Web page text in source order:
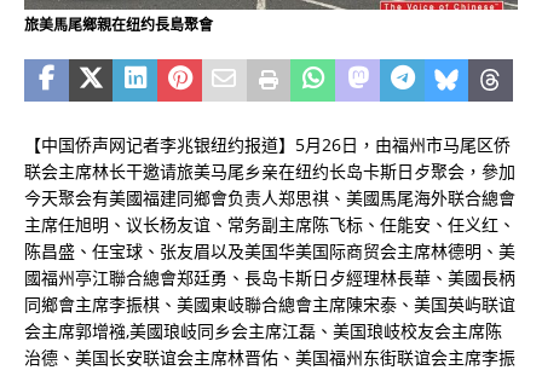
旅美馬尾鄉親在纽约長島聚會
【中国侨声网记者李兆银纽约报道】5月26日，由福州市马尾区侨
联会主席林长干邀请旅美马尾乡亲在纽约长岛卡斯日歺聚会，參加
今天聚会有美國福建同鄉會负责人郑思祺、美國馬尾海外联合總會
主席任旭明、议长杨友谊、常务副主席陈飞标、任能安、任义红、
陈昌盛、任宝球、张友眉以及美国华美国际商贸会主席林德明、美
國福州亭江聯合總會郑廷勇、長岛卡斯日歺經理林長華、美國長柄
同鄉會主席李振棋、美國東岐聯合總會主席陳宋泰、美国英屿联谊
会主席郭增襁,美國琅岐同乡会主席江磊、美国琅岐校友会主席陈
治德、美国长安联谊会主席林晋佑、美国福州东街联谊会主席李振